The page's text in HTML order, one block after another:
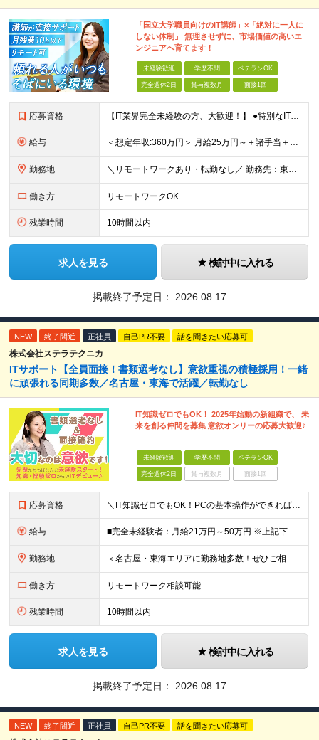
「国立大学職員向けのIT講師」×「絶対に一人に
しない体制」 無理させずに、市場価値の高いエ
ンジニアへ育てます！
未経験歓迎 学歴不問 ベテランOK
完全週休2日 賞与複数月 面接1回
応募資格 【IT業界完全未経験の方、大歓迎！】 ●特別なITスキルや知識は一切不問です！ ※学歴不問 ～1つでも当てはまる方は大歓迎！～ ★「IT業界に興味があるけど知識がない」という方 ★「誰かに質問しやす
給与 ＜想定年収:360万円＞ 月給25万円～＋諸手当＋決算賞与＋寸志の計2回（住宅補助あり） ※経験・スキルを考慮の上決定 ※固定残業代（30時間分／4万8000円～）含む。超過分は別途全額支給 ※試用期
勤務地 ＼リモートワークあり・転勤なし／ 勤務先：東京都23区、神奈川県、千葉県、埼玉県の各プロジェクト先 ※リモートワーク可能ですが案件により変更の場合がございます。 ■本社 東京都豊島区南池袋1-16-
働き方 リモートワークOK
残業時間 10時間以内
求人を見る 検討中に入れる
掲載終了予定日： 2026.08.17
NEW 終了間近 正社員 自己PR不要 話を聞きたい応募可
株式会社ステラテクニカ
ITサポート【全員面接！書類選考なし】意欲重視の積極採用！一緒
に頑張れる同期多数／名古屋・東海で活躍／転勤なし
IT知識ゼロでもOK！ 2025年始動の新組織で、 未
来を創る仲間を募集 意欲オンリーの応募大歓迎♪
未経験歓迎 学歴不問 ベテランOK
完全週休2日 賞与複数月 面接1回
応募資格 ＼IT知識ゼロでもOK！PCの基本操作ができればご応募いただけます／ 【学歴・経験不問】 ・未経験OK ・IT業界未経験OK ・第二新卒歓迎 ・社会人経験が浅い方も歓迎 ・異業種からの転職歓迎 【下
給与 ■完全未経験者：月給21万円～50万円 ※上記下限金額は最低保証額 ※経験・スキルに応じて優遇 ※残業代は別途支給
勤務地 ＜名古屋・東海エリアに勤務地多数！ぜひご相談ください＞ 【転勤なし】本社および東海エリアの業務先 本社／愛知県名古屋市中村区名駅 ※敷地内全面禁煙
働き方 リモートワーク相談可能
残業時間 10時間以内
求人を見る 検討中に入れる
掲載終了予定日： 2026.08.17
NEW 終了間近 正社員 自己PR不要 話を聞きたい応募可